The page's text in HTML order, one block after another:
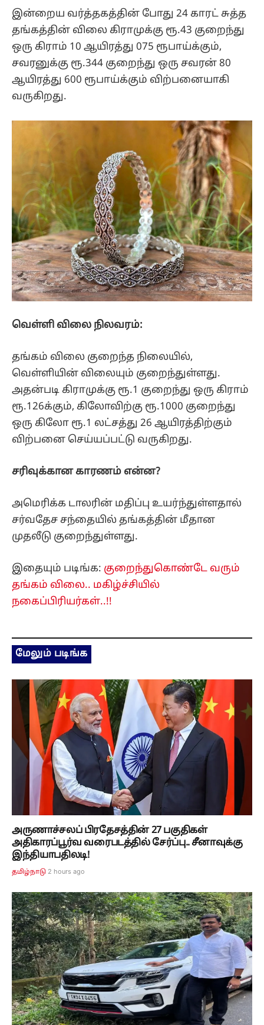
இன்றைய வர்த்தகத்தின் போது 24 காரட் சுத்த
தங்கத்தின் விலை கிராமுக்கு ரூ.43 குறைந்து
ஒரு கிராம் 10 ஆயிரத்து 075 ரூபாய்க்கும்,
சவரனுக்கு ரூ.344 குறைந்து ஒரு சவரன் 80
ஆயிரத்து 600 ரூபாய்க்கும் விற்பனையாகி
வருகிறது.
வெள்ளி விலை நிலவரம்:
தங்கம் விலை குறைந்த நிலையில்,
வெள்ளியின் விலையும் குறைந்துள்ளது.
அதன்படி கிராமுக்கு ரூ.1 குறைந்து ஒரு கிராம்
ரூ.126க்கும், கிலோவிற்கு ரூ.1000 குறைந்து
ஒரு கிலோ ரூ.1 லட்சத்து 26 ஆயிரத்திற்கும்
விற்பனை செய்யப்பட்டு வருகிறது.
சரிவுக்கான காரணம் என்ன?
அமெரிக்க டாலரின் மதிப்பு உயர்ந்துள்ளதால்
சர்வதேச சந்தையில் தங்கத்தின் மீதான
முதலீடு குறைந்துள்ளது.
இதையும் படிங்க: குறைந்துகொண்டே வரும்
தங்கம் விலை.. மகிழ்ச்சியில்
நகைப்பிரியர்கள்..!!
மேலும் படிங்க
அருணாச்சலப் பிரதேசத்தின் 27 பகுதிகள்
அதிகாரப்பூர்வ வரைபடத்தில் சேர்ப்பு.. சீனாவுக்கு
இந்தியாபதிலடி!
தமிழ்நாடு 2 hours ago